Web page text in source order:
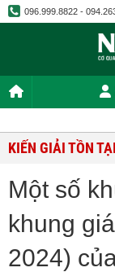
096.999.8822 -
KIẾN GIẢI TỒN TẠI
Một số
khung
2024)